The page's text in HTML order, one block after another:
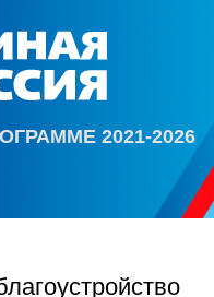
2021-2026